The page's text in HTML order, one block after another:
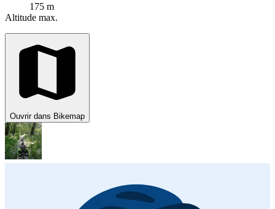
175 m
Altitude max.
Ouvrir dans Bikemap